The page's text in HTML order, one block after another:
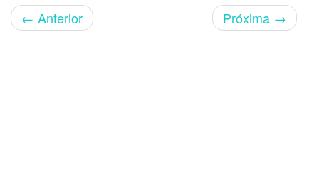
← Anterior Próxima →